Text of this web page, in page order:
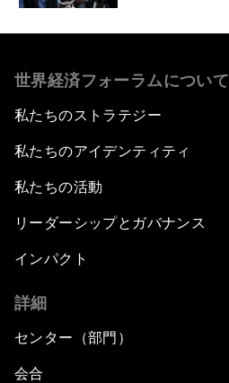
世界経済フォーラムについて
私たちのストラテジー
私たちのアイデンティティ
私たちの活動
リーダーシップとガバナンス
インパクト
詳細
センター（部門）
会合